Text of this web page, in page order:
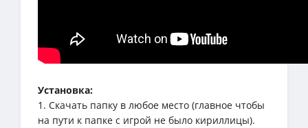
Установка:
1. Скачать папку в любое место (главное чтобы
на пути к папке с игрой не было кириллицы).